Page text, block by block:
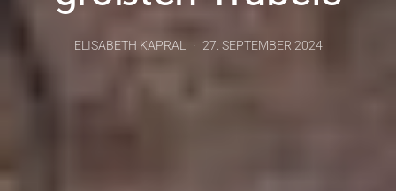
ELISABETH KAPRAL 27. SEPTEMBER 2024